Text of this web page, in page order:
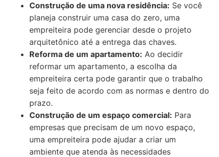
Construção de uma nova residência: Se você
planeja construir uma casa do zero, uma
empreiteira pode gerenciar desde o projeto
arquitetônico até a entrega das chaves.
Reforma de um apartamento: Ao decidir
reformar um apartamento, a escolha da
empreiteira certa pode garantir que o trabalho
seja feito de acordo com as normas e dentro do
prazo.
Construção de um espaço comercial: Para
empresas que precisam de um novo espaço,
uma empreiteira pode ajudar a criar um
ambiente que atenda às necessidades